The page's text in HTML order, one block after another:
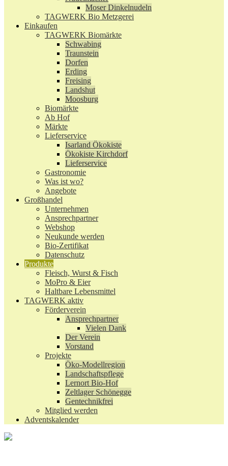
Moser Dinkelnudeln
TAGWERK Bio Metzgerei
Einkaufen
TAGWERK Biomärkte
Schwabing
Traunstein
Dorfen
Erding
Freising
Landshut
Moosburg
Biomärkte
Ab Hof
Märkte
Lieferservice
Isarland Ökokiste
Ökokiste Kirchdorf
Lieferservice
Gastronomie
Was ist wo?
Angebote
Großhandel
Unternehmen
Ansprechpartner
Webshop
Neukunde werden
Bio-Zertifikat
Datenschutz
Produkte
Fleisch, Wurst & Fisch
MoPro & Eier
Haltbare Lebensmittel
TAGWERK aktiv
Förderverein
Ansprechpartner
Vielen Dank
Der Verein
Vorstand
Projekte
Öko-Modellregion
Landschaftspflege
Lernort Bio-Hof
Zeltlager Schönegge
Gentechnikfrei
Mitglied werden
Adventskalender